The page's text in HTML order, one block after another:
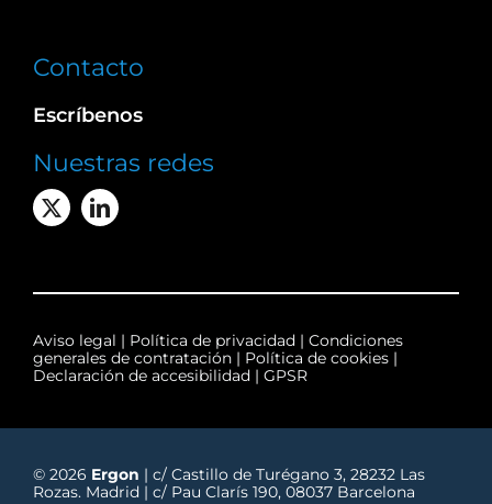
Contacto
Escríbenos
Nuestras redes
Aviso legal | Política de privacidad | Condiciones
generales de contratación| Política de cookies|
Declaración de accesibilidad| GPSR
© 2026 Ergon | c/ Castillo de Turégano 3, 28232 Las
Rozas. Madrid | c/ Pau Clarís 190, 08037 Barcelona